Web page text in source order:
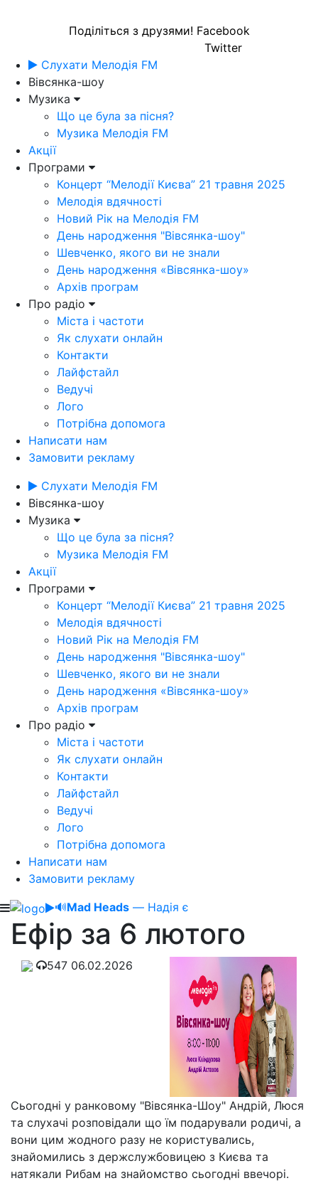
Поділіться з друзями! Facebook
Twitter
Слухати Мелодія FM
Вівсянка-шоу
Музика
Що це була за пісня?
Музика Мелодія FM
Акції
Програми
Концерт “Мелодії Києва” 21 травня 2025
Мелодія вдячності
Новий Рік на Мелодія FM
День народження "Вівсянка-шоу"
Шевченко, якого ви не знали
День народження «Вівсянка-шоу»
Архів програм
Про радіо
Міста і частоти
Як слухати онлайн
Контакти
Лайфстайл
Ведучі
Лого
Потрібна допомога
Написати нам
Замовити рекламу
Слухати Мелодія FM
Вівсянка-шоу
Музика
Що це була за пісня?
Музика Мелодія FM
Акції
Програми
Концерт “Мелодії Києва” 21 травня 2025
Мелодія вдячності
Новий Рік на Мелодія FM
День народження "Вівсянка-шоу"
Шевченко, якого ви не знали
День народження «Вівсянка-шоу»
Архів програм
Про радіо
Міста і частоти
Як слухати онлайн
Контакти
Лайфстайл
Ведучі
Лого
Потрібна допомога
Написати нам
Замовити рекламу
🔊Mad Heads — Надія є
Ефір за 6 лютого
547 06.02.2026
Сьогодні у ранковому "Вівсянка-Шоу" Андрій, Люся
та слухачі розповідали що їм подарували родичі, а
вони цим жодного разу не користувались,
знайомились з держслужбовицею з Києва та
натякали Рибам на знайомство сьогодні ввечорі.